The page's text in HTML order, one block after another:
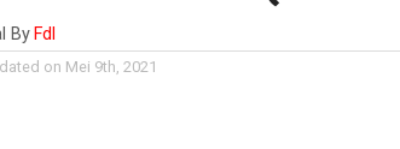
By Fdl
on Mei 9th, 2021